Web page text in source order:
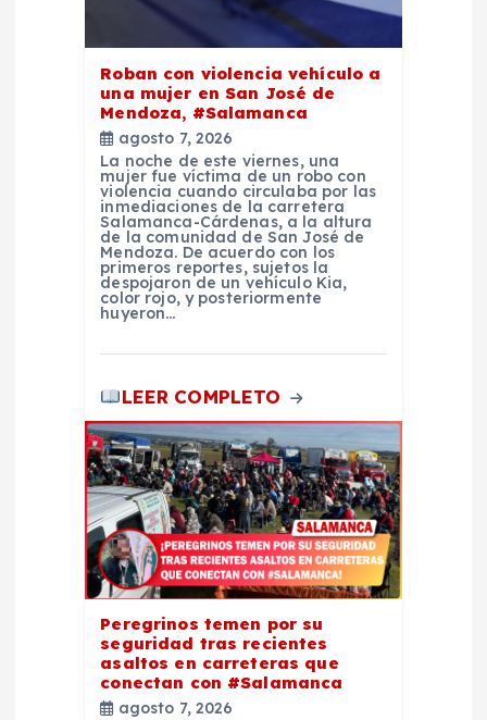
Roban con violencia vehículo a
una mujer en San José de
Mendoza, #Salamanca
agosto 7, 2026
La noche de este viernes, una
mujer fue víctima de un robo con
violencia cuando circulaba por las
inmediaciones de la carretera
Salamanca-Cárdenas, a la altura
de la comunidad de San José de
Mendoza. De acuerdo con los
primeros reportes, sujetos la
despojaron de un vehículo Kia,
color rojo, y posteriormente
huyeron…
LEER COMPLETO
Peregrinos temen por su
seguridad tras recientes
asaltos en carreteras que
conectan con #Salamanca
agosto 7, 2026